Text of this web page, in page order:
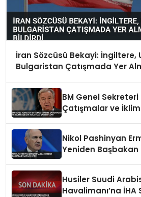
İran Sözcüsü Bekayi: İngiltere,
Bulgaristan Çatışmada Yer
BM Genel
Çatışmalar ve
Nikol Pashinyan
Yeniden Başbakan
Husiler Suudi
Havalimanı’na İHA